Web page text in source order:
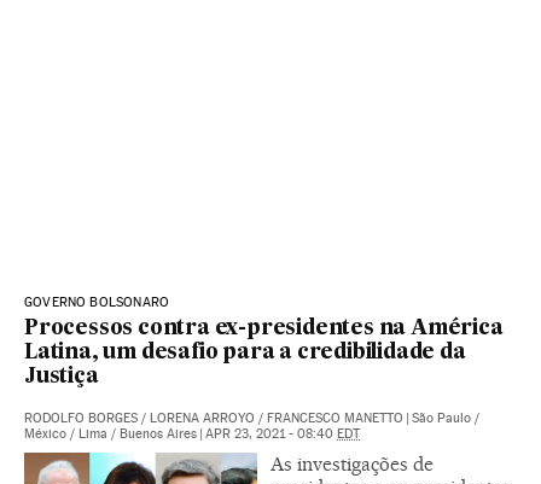
GOVERNO BOLSONARO
Processos contra ex-presidentes na América
Latina, um desafio para a credibilidade da
Justiça
RODOLFO BORGES / LORENA ARROYO / FRANCESCO MANETTO | São Paulo /
México / Lima / Buenos Aires | APR 23, 2021 - 08:40 EDT
As investigações de